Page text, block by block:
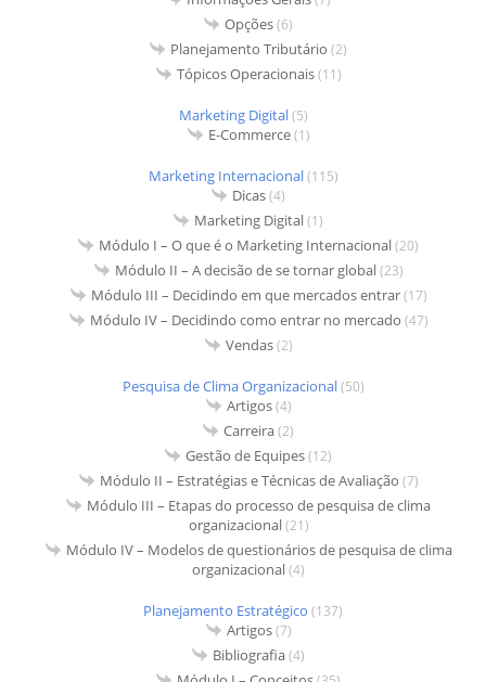
Opções(6)
Planejamento Tributário (2)
Tópicos Operacionais(11)
Marketing Digital(5)
E-Commerce(1)
Marketing Internacional(115)
Dicas(4)
Marketing Digital(1)
Módulo I – O que é o Marketing Internacional(20)
Módulo II – A decisão de se tornar global(23)
Módulo III – Decidindo em que mercados entrar(17)
Módulo IV – Decidindo como entrar no mercado (47)
Vendas(2)
Pesquisa de Clima Organizacional(50)
Artigos(4)
Carreira(2)
Gestão de Equipes(12)
Módulo II – Estratégias e Técnicas de Avaliação (7)
Módulo III – Etapas do processo de pesquisa de clima
organizacional(21)
Módulo IV – Modelos de questionários de pesquisa de clima
organizacional(4)
Planejamento Estratégico (137)
Artigos(7)
Bibliografia(4)